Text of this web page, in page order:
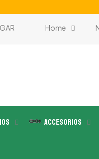
Home
Accesorios